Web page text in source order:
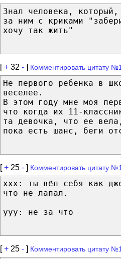
Знал человека,
за ним с криками
хочу так жить"
[+ 32 - ] Комментировать цитату
Не первого ребенка в
веселее.
В этом году мне моя
что когда их 11-
та девочка, что ее
пока есть шанс, беги
[+ 25 - ] Комментировать цитату
xxx: ты вёл себя как
что не лапал.
yyy: не за что
[+ 25 - ] Комментировать цитату